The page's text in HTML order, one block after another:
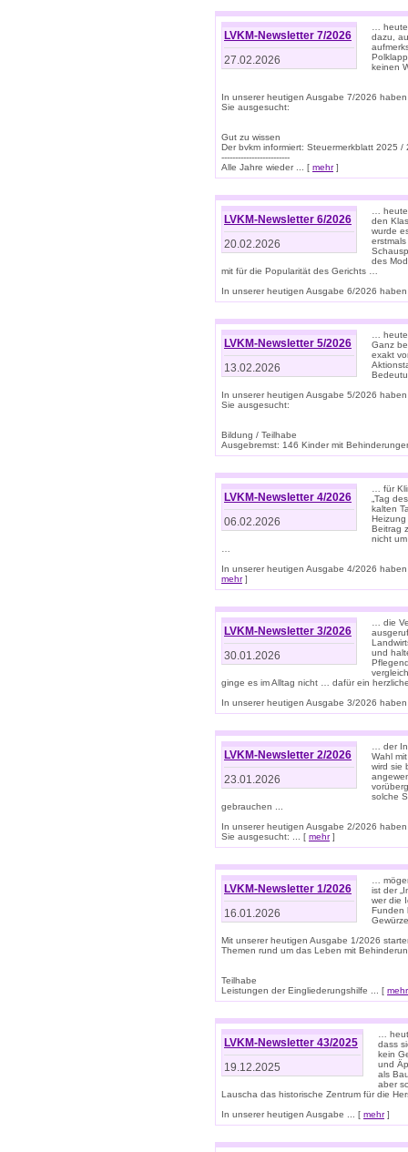
LVKM-Newsletter 7/2026
27.02.2026
…
dazu,
keinen
In unserer heutigen Ausgabe 7/2026
Sie ausgesucht:
Gut zu wissen
Der bvkm informiert: Steuermerkblatt 2025 /
-------------------------
Alle Jahre wieder ... [ mehr]
LVKM-Newsletter 6/2026
20.02.2026
…
den
wurde
des
mit für die Popularität des Gerichts …
In unserer heutigen Ausgabe 6/2026
LVKM-Newsletter 5/2026
13.02.2026
…
Ganz
exakt
In unserer heutigen Ausgabe 5/2026
Sie ausgesucht:
Bildung / Teilhabe
Ausgebremst: 146 Kinder mit
LVKM-Newsletter 4/2026
06.02.2026
… für
„Tag
kalten
Beitrag
nicht
In unserer heutigen Ausgabe 4/2026
mehr]
LVKM-Newsletter 3/2026
30.01.2026
… die
und
ginge es im Alltag nicht … dafür ein
In unserer heutigen Ausgabe 3/2026
LVKM-Newsletter 2/2026
23.01.2026
… der
Wahl
wird sie
solche
gebrauchen ...
In unserer heutigen Ausgabe 2/2026
Sie ausgesucht: ... [ mehr]
LVKM-Newsletter 1/2026
16.01.2026
…
ist der
wer die
Funden
Mit unserer heutigen Ausgabe 1/2026
Themen rund um das Leben mit
Teilhabe
Leistungen der Eingliederungshilfe ... [ mehr
LVKM-Newsletter 43/2025
19.12.2025
…
dass
kein
und
als
aber
Lauscha das historische Zentrum für die
In unserer heutigen Ausgabe ... [ mehr]